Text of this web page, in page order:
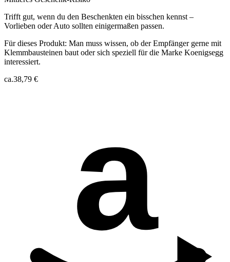
Trifft gut, wenn du den Beschenkten ein bisschen kennst –
Vorlieben oder Auto sollten einigermaßen passen.
Für dieses Produkt: Man muss wissen, ob der Empfänger gerne mit
Klemmbausteinen baut oder sich speziell für die Marke Koenigsegg
interessiert.
ca.38,79 €
a